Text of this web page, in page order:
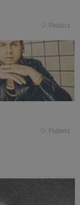
Pobierz
Pobierz